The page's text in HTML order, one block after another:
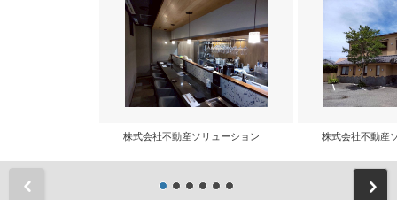
株式会社不動産ソリューション 株式会社不動